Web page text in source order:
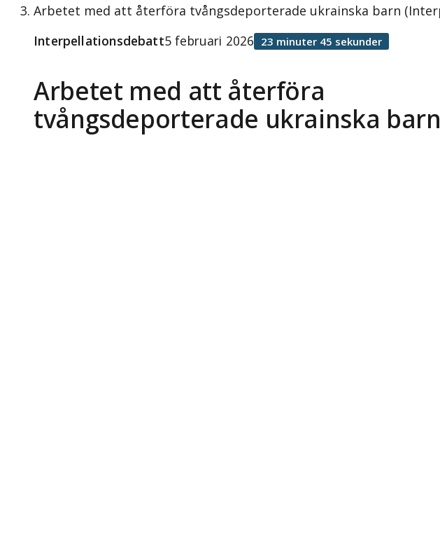
Arbetet med att återföra tvångsdeporterade ukrainska barn
Arbetet med att återföra
tvångsdeporterade ukrainska barn
Interpellationsdebatt5 februari 2026 23 minuter 45 sekunder